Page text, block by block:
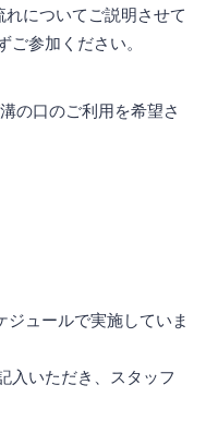
についてご説明させて
参加ください。
の口のご利用を希望さ
ジュールで実施していま
入いただき、スタッフ